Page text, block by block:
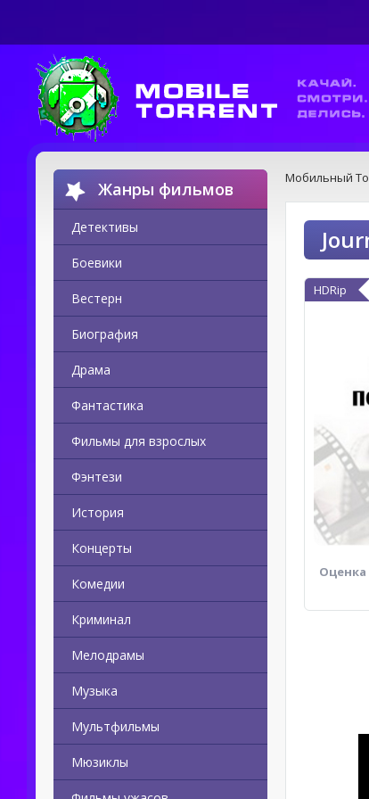
Жанры фильмов
Детективы
Боевики
Вестерн
Биография
Драма
Фантастика
Фильмы для взрослых
Фэнтези
История
Концерты
Комедии
Криминал
Мелодрамы
Музыка
Мультфильмы
Мюзиклы
Мобильный
HDRip
Оценка